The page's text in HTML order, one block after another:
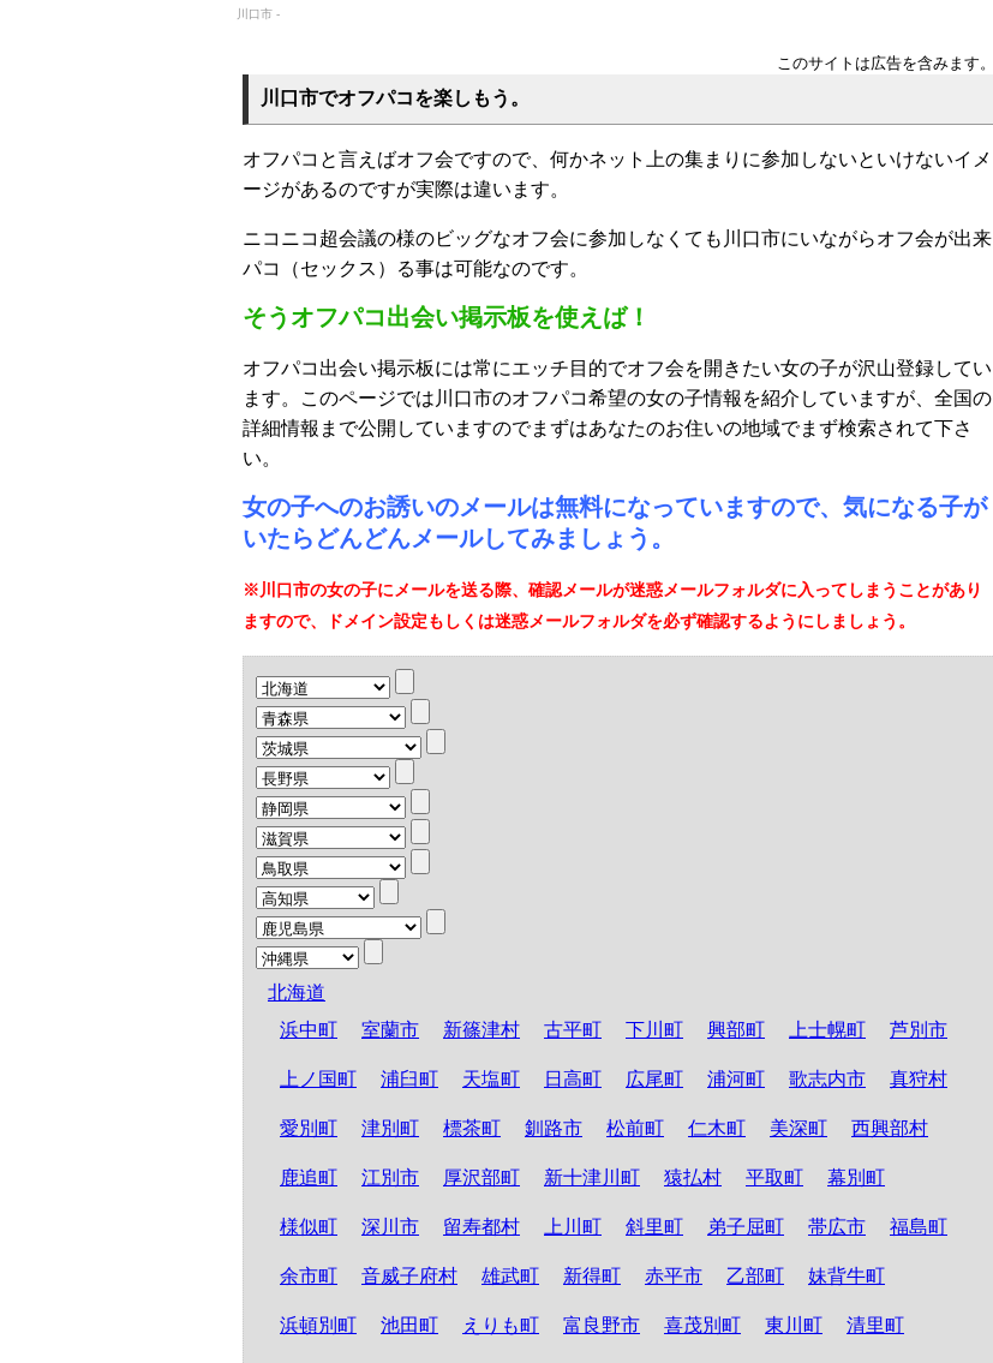
川口市 -
このサイトは広告を含みます。
川口市でオフパコを楽しもう。
オフパコと言えばオフ会ですので、何かネット上の集まりに参加しないといけないイメ
ージがあるのですが実際は違います。
ニコニコ超会議の様のビッグなオフ会に参加しなくても川口市にいながらオフ会が出来
パコ（セックス）る事は可能なのです。
そうオフパコ出会い掲示板を使えば！
オフパコ出会い掲示板には常にエッチ目的でオフ会を開きたい女の子が沢山登録してい
ます。このページでは川口市のオフパコ希望の女の子情報を紹介していますが、全国の
詳細情報まで公開していますのでまずはあなたのお住いの地域でまず検索されて下さ
い。
女の子へのお誘いのメールは無料になっていますので、気になる子が
いたらどんどんメールしてみましょう。
※川口市の女の子にメールを送る際、確認メールが迷惑メールフォルダに入ってしまうことがあり
ますので、ドメイン設定もしくは迷惑メールフォルダを必ず確認するようにしましょう。
北海道
浜中町
室蘭市 新篠津村 古平町 下川町 興部町 上士幌町 芦別市
上ノ国町 浦臼町 天塩町 日高町 広尾町 浦河町 歌志内市 真狩村
愛別町 津別町 標茶町 釧路市 松前町 仁木町 美深町 西興部村
鹿追町 江別市 厚沢部町 新十津川町 猿払村 平取町 幕別町
様似町 深川市 留寿都村 上川町 斜里町 弟子屈町 帯広市 福島町
余市町 音威子府村 雄武町 新得町 赤平市 乙部町 妹背牛町
浜頓別町 池田町 えりも町 富良野市 喜茂別町 東川町 清里町